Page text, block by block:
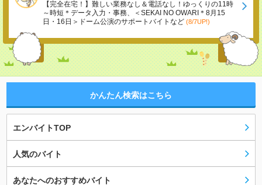
【完全在宅！】難しい業務なし＆電話なし！ゆっくりの11時
～時短＊データ入力・事務、＜SEKAI NO OWARI＊8月15
日・16日＞ドーム公演のサポートバイトなど (8/7UP!)
かんたん検索はこちら
エンバイトTOP
人気のバイト
あなたへのおすすめバイト